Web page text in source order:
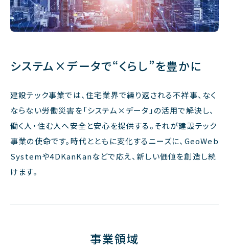
システム×データで“くらし”を豊かに
建設テック事業では、住宅業界で繰り返される不祥事、なく
ならない労働災害を「システム×データ」の活用で解決し、
働く人・住む人へ安全と安心を提供する。それが建設テック
事業の使命です。時代とともに変化するニーズに、GeoWeb
Systemや4DKanKanなどで応え、新しい価値を創造し続
けます。
事業領域